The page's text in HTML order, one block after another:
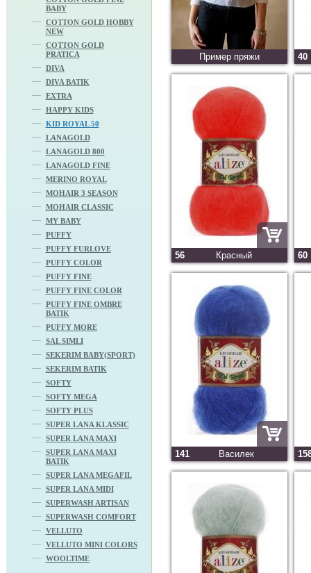
BABY
COTTON GOLD HOBBY
NEW
COTTON GOLD
PRATICA
DIVA
DIVA BATIK
EXTRA
HAPPY KIDS
KID ROYAL 50
LANAGOLD
LANAGOLD 800
LANAGOLD FINE
MERINO ROYAL
MOHAIR 3 SEASON
MOHAIR CLASSIC
MY BABY
PUFFY
PUFFY FURLOVE
PUFFY COLOR
PUFFY FINE
PUFFY FINE COLOR
PUFFY FINE OMBRE
BATIK
PUFFY MORE
SAL SIMLI
SEKERIM BABY(SPORT)
SEKERIM BATIK
SOFTY
SOFTY MEGA
SOFTY PLUS
SUPER LANA KLASSIC
SUPER LANA MAXI
SUPER LANA MAXI
BATIK
SUPER LANA MEGAFIL
SUPER LANA MIDI
SUPERWASH ARTISAN
SUPERWASH COMFORT
VELLUTO
VELLUTO MINI COLORS
WOOLTIME
Пример пряжи 40
56 Красный 60
141 Василек